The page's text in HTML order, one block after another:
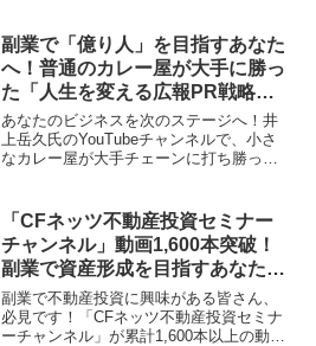
解消し、動画制作の内製化と効率化を強
力に後押しします。推し活のように動画
制作を楽しめる、まさに新時代の到来で
す！
副業で「億り人」を目指すあなた
へ！普通のカレー屋が大手に勝っ
た「人生を変える広報PR戦略」
動画が公開、特別講座招待キャン
ペーンも！
あなたのビジネスを次のステージへ！井
上岳久氏のYouTubeチャンネルで、小さ
なカレー屋が大手チェーンに打ち勝って
らに、動画公開を記念して、カレー大學
カレー店経営学部の特別講座に抽選で5名
様をご招待するキャンペーンも実施中！2
月22日までの応募をお見逃しなく、夢を
掴むチャンスを推し活しませんか？
「CFネッツ不動産投資セミナー
チャンネル」動画1,600本突破！
副業で資産形成を目指すあなた
へ、王道投資術が毎日届く！
副業で不動産投資に興味がある皆さん、
必見です！「CFネッツ不動産投資セミナ
ーチャンネル」が累計1,600本以上の動画